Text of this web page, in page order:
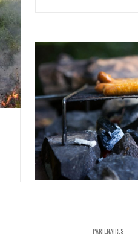
- PARTENAIRES -